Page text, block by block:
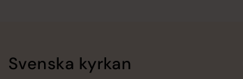
Svenska kyrkan